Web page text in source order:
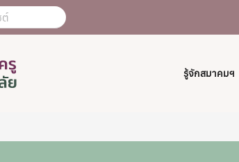
รู้จักสมาคมฯ